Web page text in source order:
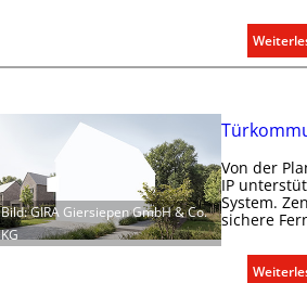
Bild: GIRA Giersiepen GmbH & Co.
KG
Von der
IP
System.
sichere